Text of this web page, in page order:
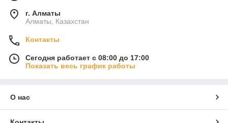
г. Алматы
Алматы, Казахстан
Контакты
Сегодня работает с 08:00 до 17:00
Показать весь график работы
О нас